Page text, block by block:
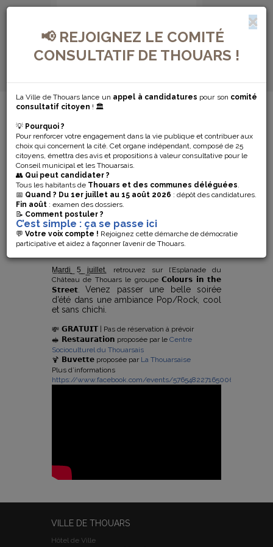
📢 REJOIGNEZ LE COMITÉ
CONSULTATIF DE THOUARS !
La Ville de Thouars lance un appel à candidatures pour son comité
consultatif citoyen ! 🏛️
💡 Pourquoi ?
Pour renforcer votre engagement dans la vie publique et contribuer aux
choix qui concernent la cité. Cet organe indépendant, composé de 25
citoyens, émettra des avis et propositions à valeur consultative pour le
Conseil municipal et les Thouarsais.
👥 Qui peut candidater ?
Tous les habitants de Thouars et des communes déléguées.
📅 Quand ? Du 1er juillet au 15 août 2026 : dépôt des candidatures.
Fin août : examen des dossiers.
📝 Comment postuler ?
C’est simple : ça se passe ici
💬 Votre voix compte ! Rejoignez cette démarche de démocratie
participative et aidez à façonner l’avenir de Thouars.
MENU DE NAVIGATION...
COLOURS IN
THE STREET EN
CONCERT
GRATUIT À
THOUARS !
M̲a̲r̲d̲i̲ ̲5̲ ̲j̲u̲i̲l̲l̲e̲t̲, retrouvez sur l’Esplanade du
Château de Thouars le groupe 𝗖𝗼𝗹𝗼𝘂𝗿𝘀 𝗶𝗻 𝘁𝗵𝗲
𝗦𝘁𝗿𝗲𝗲𝘁. Venez passer une belle soirée
d’été dans une ambiance Pop/Rock, cool
et sans chichi.
𝗚𝗥𝗔𝗧𝗨𝗜𝗧 | Pas de réservation à prévoir
𝗥𝗲𝘀𝘁𝗮𝘂𝗿𝗮𝘁𝗶𝗼𝗻 proposée par le Centre
Socioculturel du Thouarsais
𝗕𝘂𝘃𝗲𝘁𝘁𝗲 proposée par La Thouarsaise
Plus d’informations
https://www.facebook.com/events/576548227165006
VILLE DE THOUARS
Hôtel de Ville